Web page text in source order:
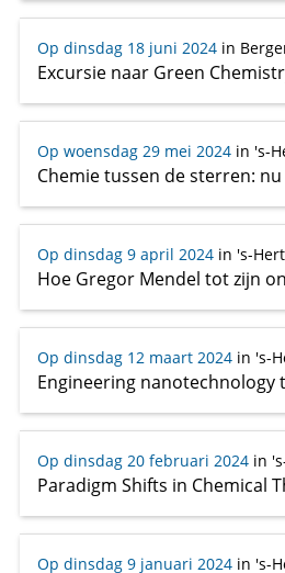
Op dinsdag 18 juni 2024in
Op woensdag 29 mei 2024in 's-
Chemie tussen de sterren:
Op dinsdag 9 april 2024in 's-
Op dinsdag 12 maart 2024in 's-
Op dinsdag 20 februari 2024in
Paradigm Shifts in Chemical
Op dinsdag 9 januari 2024in 's-